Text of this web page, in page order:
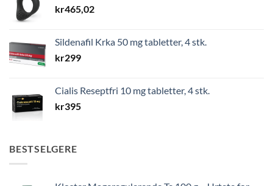
kr465,02
Sildenafil Krka 50 mg tabletter, 4 stk.
kr299
Cialis Reseptfri 10 mg tabletter, 4 stk.
kr395
BESTSELGERE